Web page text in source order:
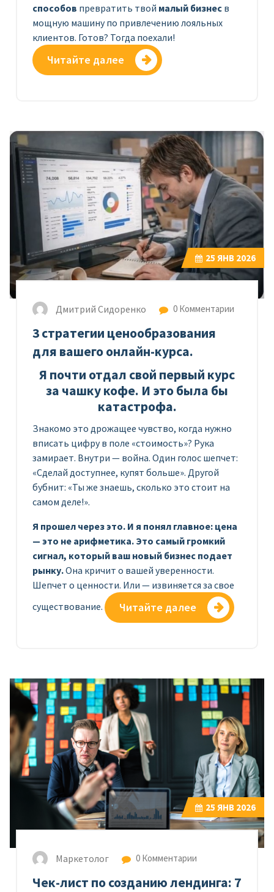
способов превратить твой малый бизнес в
мощную машину по привлечению лояльных
клиентов. Готов? Тогда поехали!
Читайте далее
25 ЯНВ 2026
Дмитрий Сидоренко 0 Комментарии
3 стратегии ценообразования
для вашего онлайн-курса.
Я почти отдал свой первый курс
за чашку кофе. И это была бы
катастрофа.
Знакомо это дрожащее чувство, когда нужно
вписать цифру в поле «стоимость»? Рука
замирает. Внутри — война. Один голос шепчет:
«Сделай доступнее, купят больше». Другой
бубнит: «Ты же знаешь, сколько это стоит на
самом деле!».
Я прошел через это. И я понял главное: цена
— это не арифметика. Это самый громкий
сигнал, который ваш новый бизнес подает
рынку.Она кричит о вашей уверенности.
Шепчет о ценности. Или — извиняется за свое
существование.
Читайте далее
25 ЯНВ 2026
Маркетолог 0 Комментарии
Чек-лист по созданию лендинга: 7